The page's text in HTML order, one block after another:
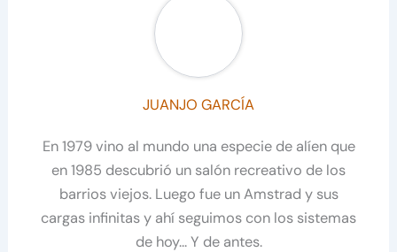
JUANJO GARCÍA
En 1979 vino al mundo una especie de alíen que
en 1985 descubrió un salón recreativo de los
barrios viejos. Luego fue un Amstrad y sus
cargas infinitas y ahí seguimos con los sistemas
de hoy... Y de antes.